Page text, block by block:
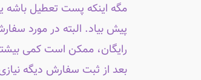
مگه اینکه پست تعطیل باشه
پیش بیاد. البته در مورد
رایگان، ممکن است کمی
بعد از ثبت سفارش دیگه